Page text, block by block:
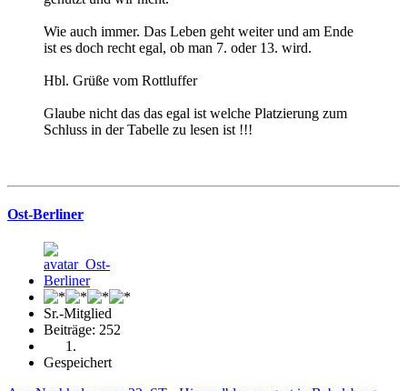
Wie auch immer. Das Leben geht weiter und am Ende
ist es doch recht egal, ob man 7. oder 13. wird.
Hbl. Grüße vom Rottluffer
Glaube nicht das das egal ist welche Platzierung zum
Schluss in der Tabelle zu lesen ist !!!
Ost-Berliner
Sr.-Mitglied
Beiträge: 252
Gespeichert